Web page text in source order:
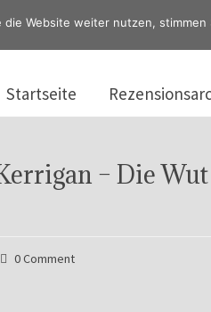
Startseite
– Die Wut
0 Comment
die Website weiter nutzen,